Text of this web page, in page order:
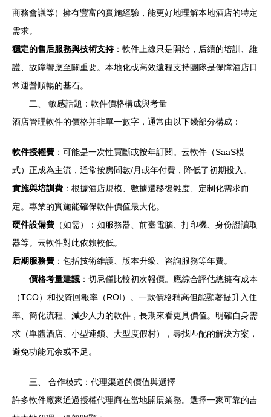
商務會議等）擁有豐富的實施經驗，能更好地理解本地酒店的特定
需求。
穩定的售后服務與技術支持：軟件上線只是開始，后續的培訓、維
護、故障響應至關重要。本地化或高效遠程支持團隊是保障酒店日
常運營順暢的基石。
二、 敏感話題：軟件價格構成與考量
酒店管理軟件的價格并非單一數字，通常由以下幾部分構成：
軟件授權費 ：可能是一次性買斷或按年訂閱。云軟件（SaaS模
式）正成為主流，通常按房間數/月或年付費，降低了初期投入。
實施與培訓費 ：根據酒店規模、數據遷移復雜度、定制化需求而
定。專業的實施能確保軟件價值最大化。
硬件設備費 （如需）：如服務器、前臺電腦、打印機、身份證讀取
器等。云軟件對此依賴較低。
后期服務費 ：包括技術維護、版本升級、咨詢服務等年費。
價格考量建議 ：切忌僅比較初次報價。應綜合評估總擁有成本
（TCO）和投資回報率（ROI）。一款價格稍高但能顯著提升入住
率、簡化流程、減少人力的軟件，長期來看更具價值。明確自身需
求（單體酒店、小型連鎖、大型度假村），尋找匹配的解決方案，
避免功能冗余或不足。
三、 合作模式：代理渠道的價值與選擇
許多軟件廠家通過授權代理商在當地開展業務。選擇一家可靠的吉